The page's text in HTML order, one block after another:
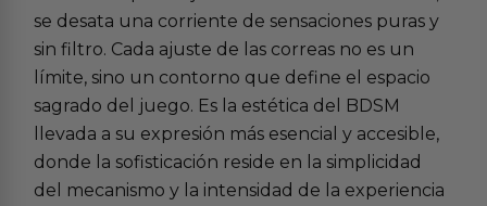
se desata una corriente de sensaciones puras y
sin filtro. Cada ajuste de las correas no es un
límite, sino un contorno que define el espacio
sagrado del juego. Es la estética del BDSM
llevada a su expresión más esencial y accesible,
donde la sofisticación reside en la simplicidad
del mecanismo y la intensidad de la experiencia